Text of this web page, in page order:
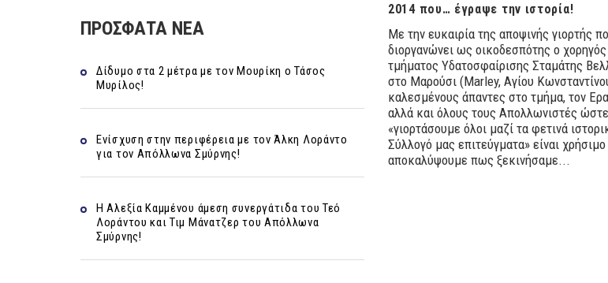
2014 που… έγραψε την ιστορία!
Με την ευκαιρία της αποψινής γιορτής
διοργανώνει ως οικοδεσπότης ο
τμήματος Υδατοσφαίρισης Σταμάτης
στο Μαρούσι (Marley, Αγίου
καλεσμένους άπαντες στο τμήμα, τον
αλλά και όλους τους Απολλωνιστές
«γιορτάσουμε όλοι μαζί τα φετινά
Σύλλογό μας επιτεύγματα» είναι
αποκαλύψουμε πως ξεκινήσαμε...
ΠΡΟΣΦΑΤΑ ΝΕΑ
Δίδυμο στα 2 μέτρα με τον Μουρίκη ο Τάσος
Μυρίλος!
Ενίσχυση στην περιφέρεια με τον Άλκη Λοράντο
για τον Απόλλωνα Σμύρνης!
Η Αλεξία Καμμένου άμεση συνεργάτιδα του Τεό
Λοράντου και Τιμ Μάνατζερ του Απόλλωνα
Σμύρνης!